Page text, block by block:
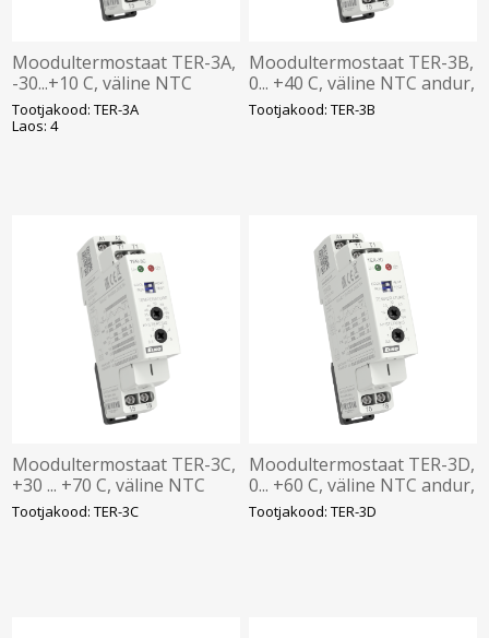
Moodultermostaat TER-3A,
-30...+10 C, väline NTC
andur, 1NO 16A, Elko
Tootjakood: TER-3A
Laos: 4
Moodultermostaat TER-3B,
0... +40 C, väline NTC andur,
1NO 16A, Elko
Tootjakood: TER-3B
Moodultermostaat TER-3C,
+30 ... +70 C, väline NTC
andur, 1NO 16A, Elko
Tootjakood: TER-3C
Moodultermostaat TER-3D,
0... +60 C, väline NTC andur,
1NO 16A, Elko
Tootjakood: TER-3D